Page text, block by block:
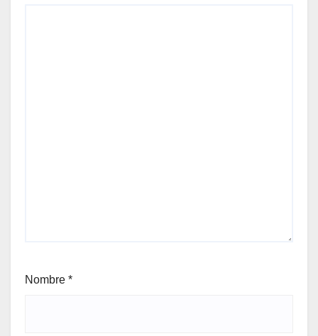
Nombre *